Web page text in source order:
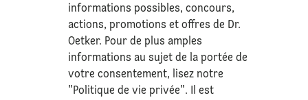
informations possibles, concours,
actions, promotions et offres de Dr.
Oetker. Pour de plus amples
informations au sujet de la portée de
votre consentement, lisez notre
"Politique de vie privée". Il est